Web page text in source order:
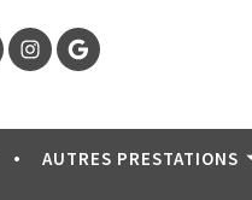
Instagram
Page
Google
AUTRES PRESTATIONS